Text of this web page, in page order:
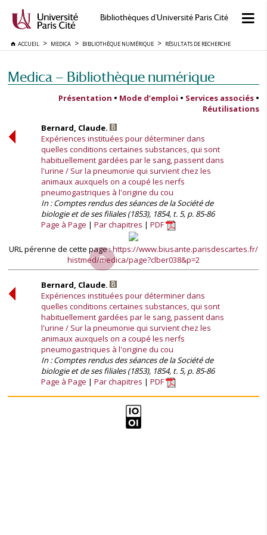
Bibliothèques d'Université Paris Cité
ACCUEIL MEDICA BIBLIOTHÈQUE NUMÉRIQUE RÉSULTATS DE RECHERCHE
Medica — Bibliothèque numérique
Présentation • Mode d’emploi • Services associés •
Réutilisations
Bernard, Claude.
Expériences instituées pour déterminer dans
quelles conditions certaines substances, qui sont
habituellement gardées par le sang, passent dans
l'urine / Sur la pneumonie qui survient chez les
animaux auxquels on a coupé les nerfs
pneumogastriques à l'origine du cou
In : Comptes rendus des séances de la Société de
biologie et de ses filiales (1853), 1854, t. 5, p. 85-86
Page à Page
Par chapitres PDF
URL pérenne de cette page :https://www.biusante.parisdescartes.fr/
histmed/medica/page?clber038&p=2
Bernard, Claude.
Expériences instituées pour déterminer dans
quelles conditions certaines substances, qui sont
habituellement gardées par le sang, passent dans
l'urine / Sur la pneumonie qui survient chez les
animaux auxquels on a coupé les nerfs
pneumogastriques à l'origine du cou
In : Comptes rendus des séances de la Société de
biologie et de ses filiales (1853), 1854, t. 5, p. 85-86
Page à Page
Par chapitres PDF